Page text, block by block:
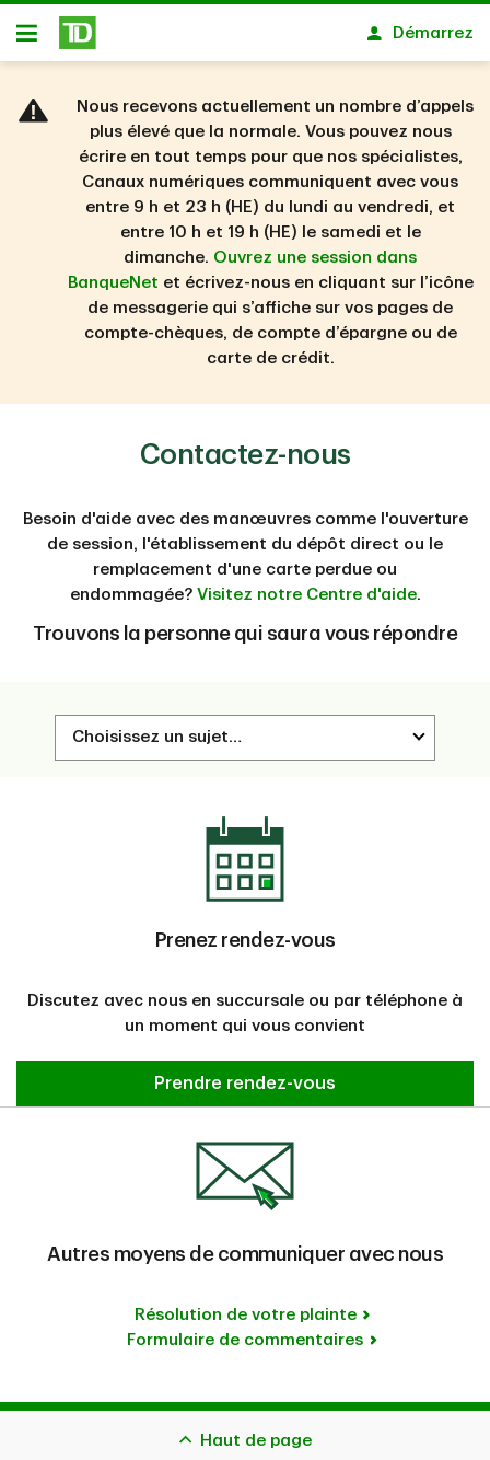
Passer au contenu principal
Ouvert
Démarrez
Nous recevons actuellement un nombre d’appels
plus élevé que la normale. Vous pouvez nous
écrire en tout temps pour que nos spécialistes,
Canaux numériques communiquent avec vous
entre 9 h et 23 h (HE) du lundi au vendredi, et
entre 10 h et 19 h (HE) le samedi et le
dimanche. Ouvrez une session dans
BanqueNet et écrivez-nous en cliquant sur l’icône
de messagerie qui s’affiche sur vos pages de
compte-chèques, de compte d’épargne ou de
carte de crédit.
Contactez-nous
Besoin d'aide avec des manœuvres comme l'ouverture
de session, l'établissement du dépôt direct ou le
remplacement d'une carte perdue ou
endommagée? Visitez notre Centre d'aide.
Trouvons la personne qui saura vous répondre
Prenez rendez-vous
Discutez avec nous en succursale ou par téléphone à
un moment qui vous convient
Prenez rendez-vous
Prendre rendez-vous
Autres moyens de communiquer avec nous
Résolution de votre plainte
Formulaire de commentaires
Haut de page